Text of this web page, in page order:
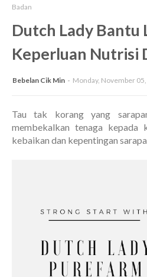
Badan
Dutch Lady Bantu
Keperluan Nutrisi
Bebelan Cik Min Monday, November
Tau tak korang yang
membekalkan tenaga kepada
kebaikan dan kepentingan